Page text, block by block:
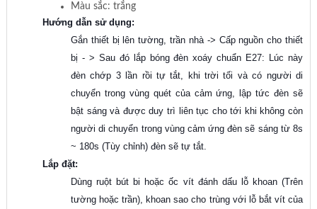
Màu sắc: trắng
Hướng dẫn sử dụng:
Gắn thiết bị lên tường, trần nhà -> Cấp nguồn cho thiết
bị - > Sau đó lắp bóng đèn xoáy chuẩn E27: Lúc này
đèn chớp 3 lần rồi tự tắt, khi trời tối và có người di
chuyển trong vùng quét của cảm ứng, lập tức đèn sẽ
bật sáng và được duy trì liên tục cho tới khi không còn
người di chuyển trong vùng cảm ứng đèn sẽ sáng từ 8s
~ 180s (Tùy chỉnh) đèn sẽ tự tắt.
Lắp đặt:
Dùng ruột bút bi hoặc ốc vít đánh dấu lỗ khoan (Trên
tường hoặc trần), khoan sao cho trùng với lỗ bắt vít của